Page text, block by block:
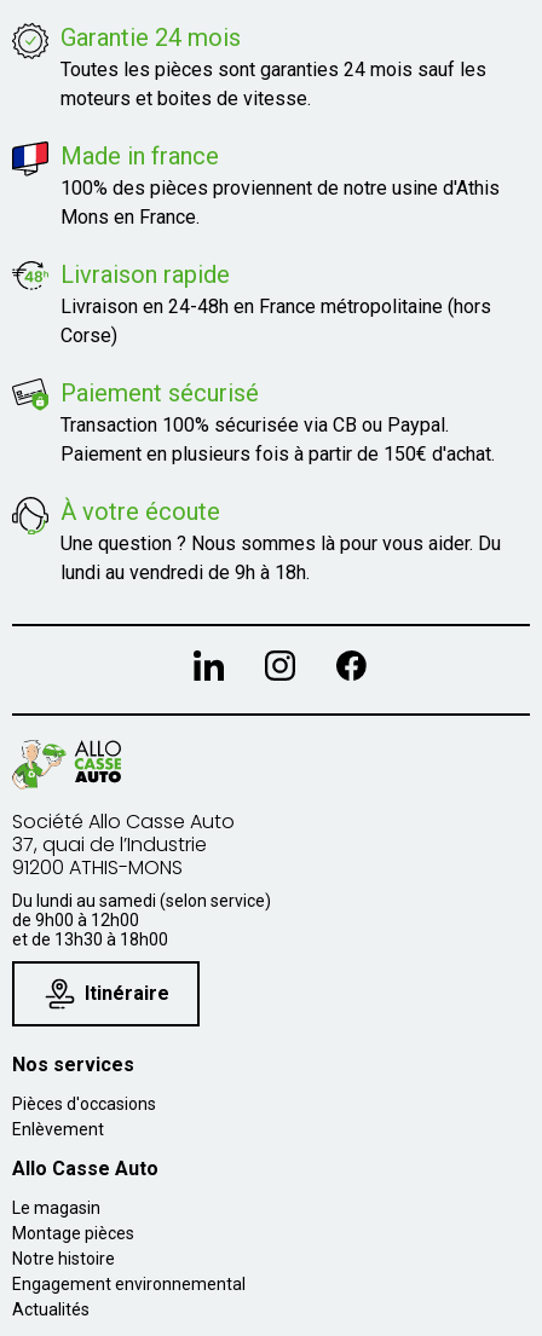
Garantie 24 mois
Toutes les pièces sont garanties 24 mois sauf les
moteurs et boites de vitesse.
Made in france
100% des pièces proviennent de notre usine d'Athis
Mons en France.
Livraison rapide
Livraison en 24-48h en France métropolitaine (hors
Corse)
Paiement sécurisé
Transaction 100% sécurisée via CB ou Paypal.
Paiement en plusieurs fois à partir de 150€ d'achat.
À votre écoute
Une question ? Nous sommes là pour vous aider. Du
lundi au vendredi de 9h à 18h.
Société Allo Casse Auto
37, quai de l’Industrie
91200 ATHIS-MONS
Du lundi au samedi (selon service)
de 9h00 à 12h00
et de 13h30 à 18h00
Itinéraire
Nos services
Pièces d'occasions
Enlèvement
Allo Casse Auto
Le magasin
Montage pièces
Notre histoire
Engagement environnemental
Actualités